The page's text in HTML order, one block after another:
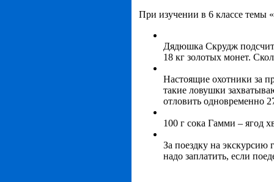
При изучении в 6 классе темы
Дядюшка Скрудж
18 кг золотых монет.
Настоящие охотники за
такие ловушки
отловить одновременно
100 г сока Гамми – ягод
За поездку на экскурсию
надо заплатить, если